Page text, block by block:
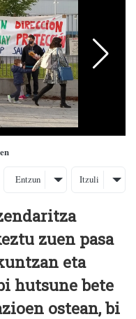
Entzun Itzuli
zuen pasa
eta
hutsune bete
ostean, bi